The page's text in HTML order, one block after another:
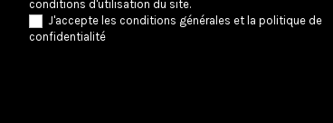
conditions d'utilisation du site.
J'accepte les conditions générales et la politique de
confidentialité